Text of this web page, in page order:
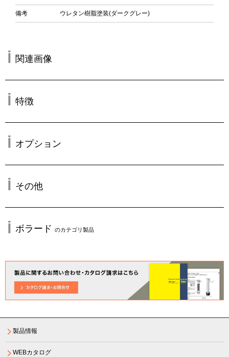
備考 ウレタン樹脂塗装(ダークグレー)
関連画像
特徴
オプション
その他
ボラード のカテゴリ製品
製品情報
WEBカタログ